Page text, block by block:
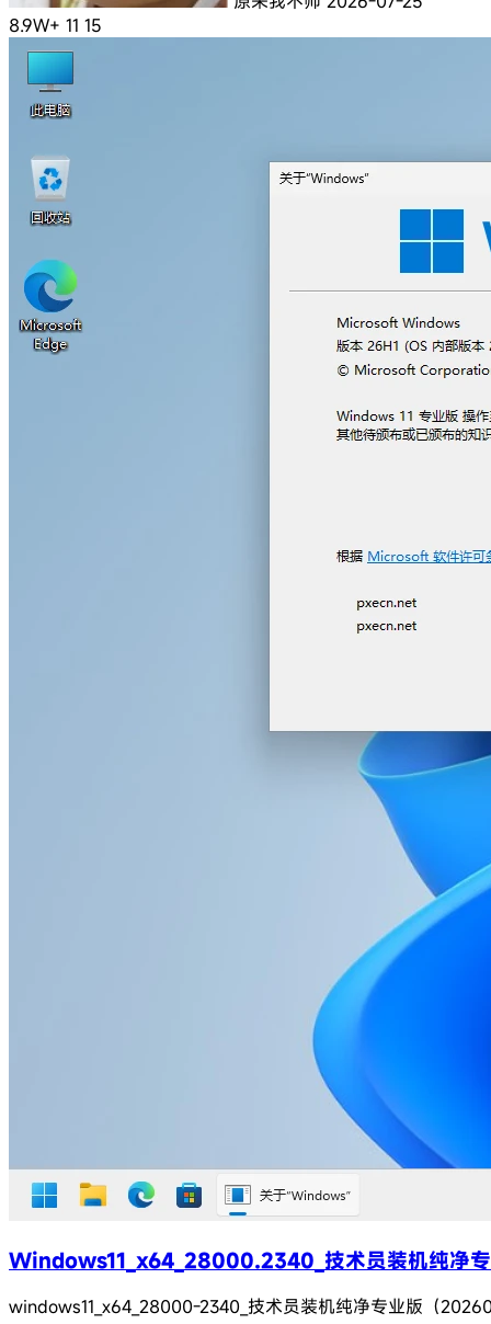
8.9W+ 11 15
Windows11_x64_28000.2340_技术员装机纯净
windows11_x64_28000-2340_技术员装机纯净专业版（